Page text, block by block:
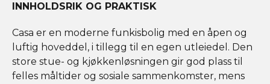
INNHOLDSRIK OG PRAKTISK
Casa er en moderne funkisbolig med en åpen og
luftig hoveddel, i tillegg til en egen utleiedel. Den
store stue- og kjøkkenløsningen gir god plass til
felles måltider og sosiale sammenkomster, mens